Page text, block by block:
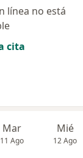
línea no está
cita
Mar
11 Ago
Mié
12 Ago